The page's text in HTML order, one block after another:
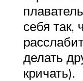
себя так,
делать
кричать).